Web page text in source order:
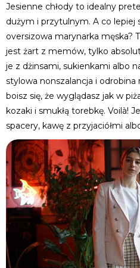
Jesienne chłody to idealny
dużym i przytulnym. A co lepiej
oversizowa marynarka męska?
jest żart z memów, tylko
je z dżinsami, sukienkami albo
stylowa nonszalancja i odrobina
boisz się, że wyglądasz jak w
kozaki i smukłą torebkę. Voilà!
spacery, kawę z przyjaciółmi